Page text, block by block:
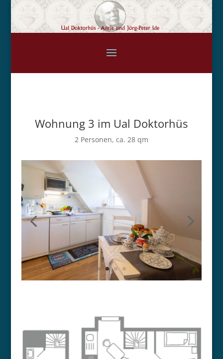
Wohnung 3 im Ual Doktorhüs
2 Personen, ca. 28 qm